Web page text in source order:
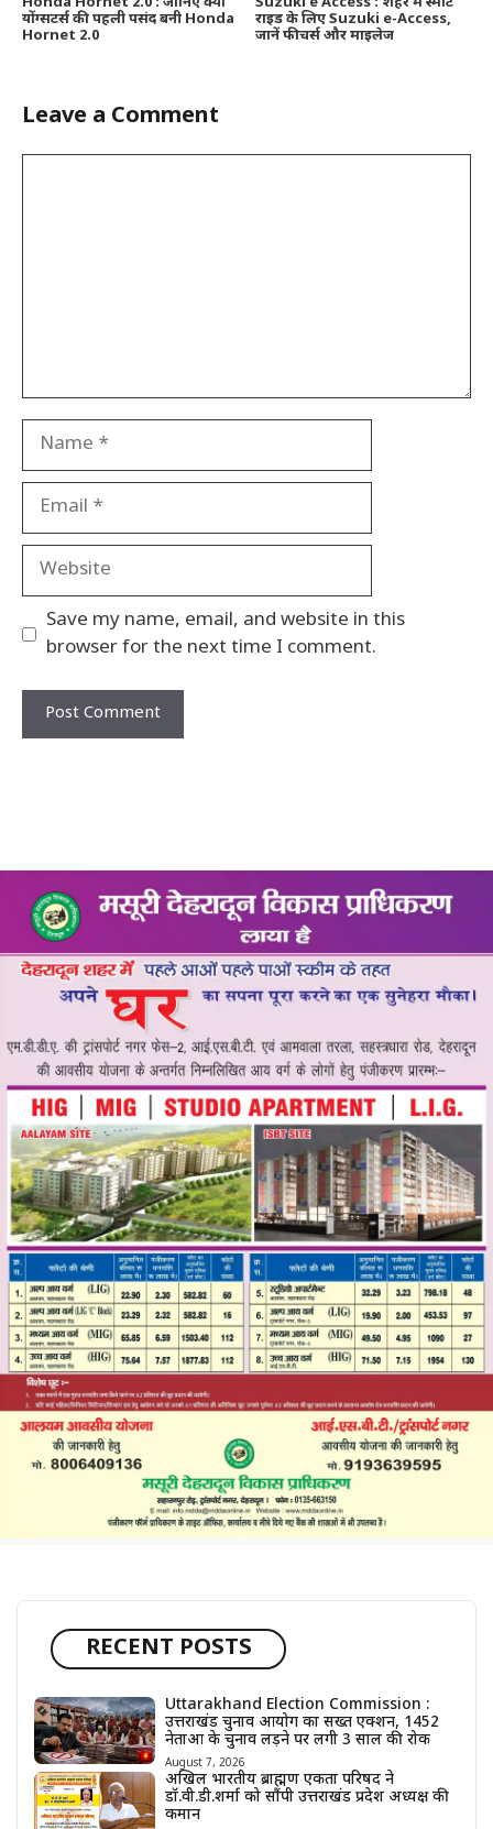
योंग्सटर्स की पहली पसंद बनी Honda
Hornet 2.0
राइड के लिए Suzuki e-Access,
जानें फीचर्स और माइलेज
Leave a Comment
Name
Email
Website
Save my name, email, and website in this
browser for the next time I comment.
RECENT POSTS
Uttarakhand Election Commission :
उत्तराखंड चुनाव आयोग का सख्त एक्शन, 1452
नेताओं के चुनाव लड़ने पर लगी 3 साल की रोक
August 7, 2026
अखिल भारतीय ब्राह्मण एकता परिषद ने
डॉ.वी.डी.शर्मा को सौंपी उत्तराखंड प्रदेश अध्यक्ष की
कमान